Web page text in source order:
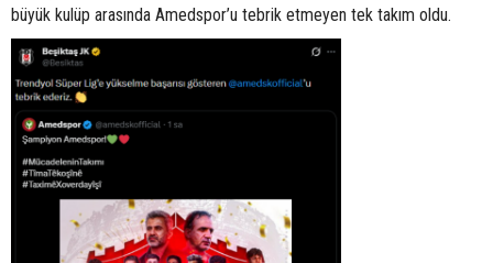
büyük kulüp arasında Amedspor’u tebrik etmeyen tek takım oldu.